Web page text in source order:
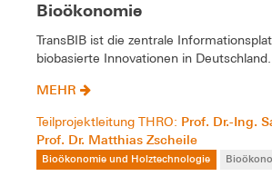
Bioökonomie
TransBIB ist die zentrale
biobasierte Innovationen in Deutschland.
MEHR
Teilprojektleitung THRO: Prof. Dr.-Ing.
Prof. Dr. Matthias Zscheile
Bioökonomie und Holztechnologie